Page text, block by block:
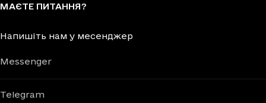
МАЄТЕ ПИТАННЯ?
Напишіть нам у месенджер
Messenger
Telegram